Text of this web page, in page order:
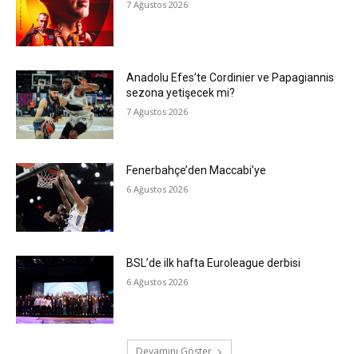
7 Ağustos 2026
Anadolu Efes’te Cordinier ve Papagiannis
sezona yetişecek mi?
7 Ağustos 2026
Fenerbahçe’den Maccabi’ye
6 Ağustos 2026
BSL’de ilk hafta Euroleague derbisi
6 Ağustos 2026